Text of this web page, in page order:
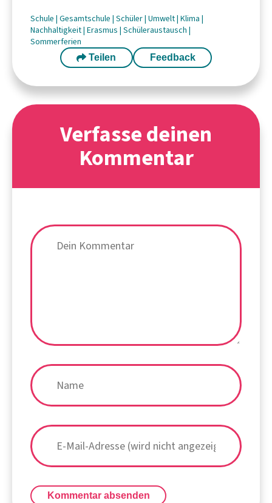
Schule | Gesamtschule | Schüler| Umwelt| Klima |
Nachhaltigkeit| Erasmus | Schüleraustausch |
Sommerferien
Teilen Feedback
Verfasse deinen
Kommentar
Kommentar absenden